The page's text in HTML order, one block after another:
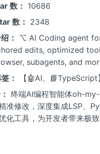
数： 10686
数： 2348
： ⌥ AI Coding agent
edits, optimized
subagents, and
：
【🤖AI、📘TypeScript】
终端AI编程智能体oh-
准修改，深度集成LSP、
化工具，为开发者带来极